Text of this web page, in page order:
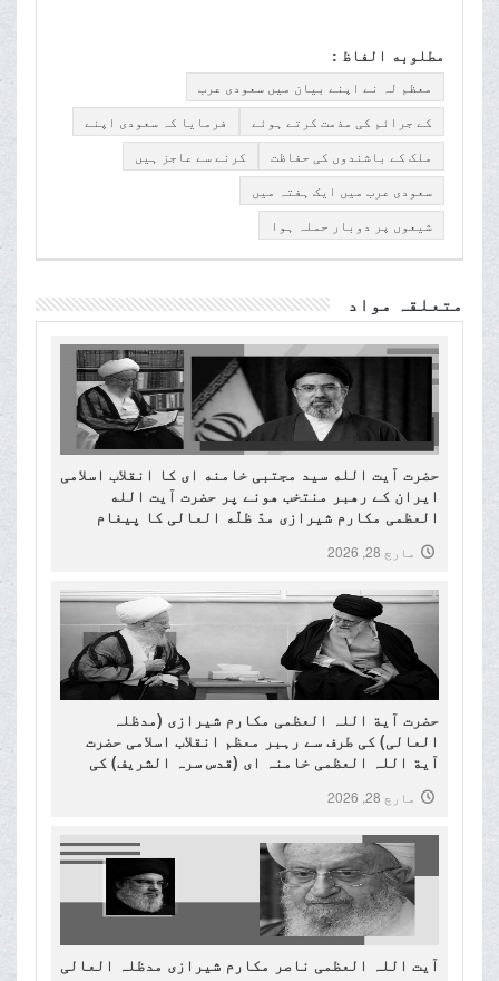
مطلوبه الفاظ :
معظم لہ نے اپنے بیان میں سعودی عرب
کے جرائم کی مذمت کرتے ہوئے
فرمایا کہ سعودی اپنے
ملک کے باشندوں کی حفاظت
کرنے سے عاجز ہیں
سعودی عرب میں ایک ہفتہ میں
شیعوں پر دوبار حملہ ہوا
متعلقہ مواد
حضرت آیت الله سید مجتبی خامنه ای کا انقلاب اسلامی
ایران کے رهبر منتخب هونے پر حضرت آیت الله
العظمی مکارم شیرازی مدّ ظلّه العالی کا پیغام
مارچ 28, 2026
حضرت آیة اللہ العظمی مکارم شیرازی (مدظلہ
العالی) کی طرف سے رہبر معظم انقلاب اسلامی حضرت
آیة اللہ العظمی خامنہ ای (قدس سرہ الشریف) کی
مارچ 28, 2026
آیت اللہ العظمی ناصر مکارم شیرازی مدظلہ العالی